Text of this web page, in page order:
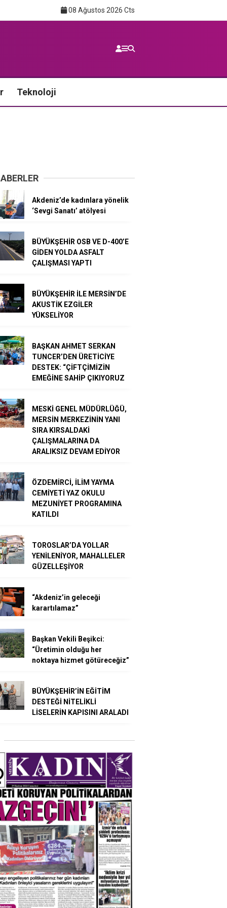
08 Ağustos 2026 Cts
Teknoloji
Akdeniz’de kadınlara yönelik
‘Sevgi Sanatı’ atölyesi
BÜYÜKŞEHİR OSB VE D-400’E
GİDEN YOLDA ASFALT
ÇALIŞMASI YAPTI
BÜYÜKŞEHİR İLE MERSİN’DE
AKUSTİK EZGİLER
YÜKSELİYOR
BAŞKAN AHMET SERKAN
TUNCER’DEN ÜRETİCİYE
DESTEK: “ÇİFTÇİMİZİN
EMEĞİNE SAHİP ÇIKIYORUZ
MESKİ GENEL MÜDÜRLÜĞÜ,
MERSİN MERKEZİNİN YANI
SIRA KIRSALDAKİ
ÇALIŞMALARINA DA
ARALIKSIZ DEVAM EDİYOR
ÖZDEMİRCİ, İLİM YAYMA
CEMİYETİ YAZ OKULU
MEZUNİYET PROGRAMINA
KATILDI
TOROSLAR’DA YOLLAR
YENİLENİYOR, MAHALLELER
GÜZELLEŞİYOR
“Akdeniz’in geleceği
karartılamaz”
Başkan Vekili Beşikci:
“Üretimin olduğu her
noktaya hizmet götüreceğiz”
BÜYÜKŞEHİR’İN EĞİTİM
DESTEĞİ NİTELİKLİ
LİSELERİN KAPISINI ARALADI